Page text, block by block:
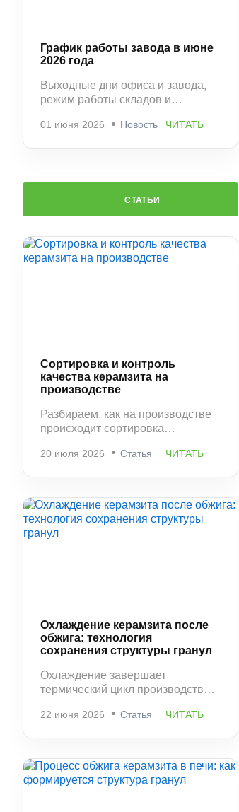
График работы завода в июне
2026 года
Выходные дни офиса и завода,
режим работы складов и
01 июня 2026 Новость ЧИТАТЬ
СТАТЬИ
Сортировка и контроль
качества керамзита на
производстве
Разбираем, как на производстве
происходит сортировка
контроль качества. Какие
влияет на свойства материала.
20 июля 2026 Статья ЧИТАТЬ
Охлаждение керамзита после
обжига: технология
сохранения структуры гранул
Охлаждение завершает
термический цикл производства и
материала, сформированную в
прочность, стабильную
пористость и устойчивость к
разрушению.
22 июня 2026 Статья ЧИТАТЬ